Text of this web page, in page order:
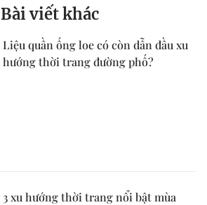
Bài viết khác
Liệu quần ống loe có còn dẫn đầu xu
hướng thời trang đường phố?
3 xu hướng thời trang nổi bật mùa